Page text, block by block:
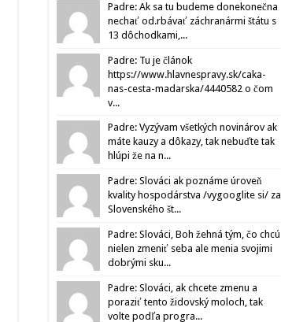
Padre: Ak sa tu budeme donekonečna
nechať od.rbávať záchranármi štátu s
13 dôchodkami,...
Padre: Tu je článok
https://www.hlavnespravy.sk/caka-
nas-cesta-madarska/4440582 o čom
v...
Padre: Vyzývam všetkých novinárov ak
máte kauzy a dôkazy, tak nebuďte tak
hlúpi že na n...
Padre: Slováci ak poznáme úroveň
kvality hospodárstva /vygooglite si/ za
Slovenského št...
Padre: Slováci, Boh žehná tým, čo chcú
nielen zmeniť seba ale menia svojimi
dobrými sku...
Padre: Slováci, ak chcete zmenu a
poraziť tento židovský moloch, tak
volte podľa progra...